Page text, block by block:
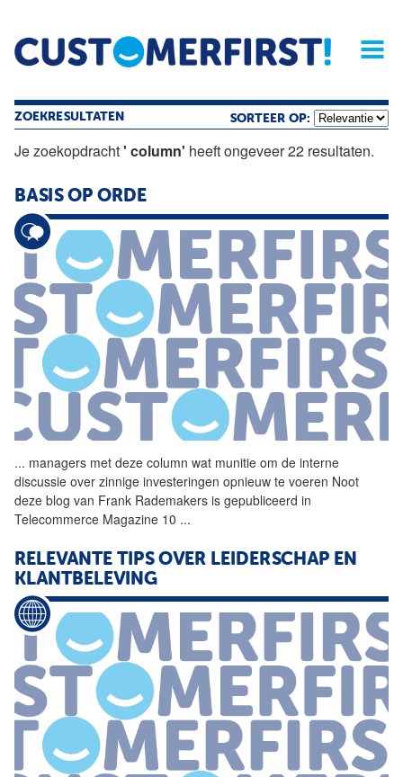
Home Opinie Archief
Magazine
ZOEKRESULTATEN SORTEER OP:
Je zoekopdracht' column' heeft ongeveer 22 resultaten.
BASIS OP ORDE
... managers met deze column wat munitie om de interne
discussie over zinnige investeringen opnieuw te voeren Noot
deze blog van Frank Rademakers is gepubliceerd in
Telecommerce Magazine 10 ...
RELEVANTE TIPS OVER LEIDERSCHAP EN
KLANTBELEVING